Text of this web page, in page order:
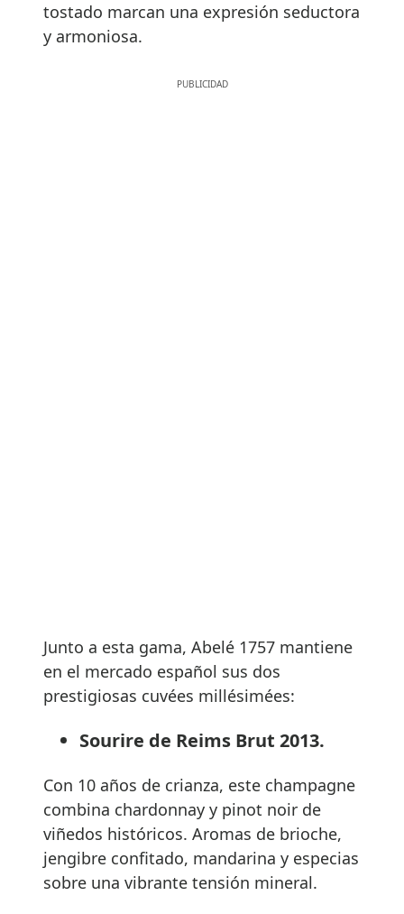
tostado marcan una expresión seductora
y armoniosa.
Junto a esta gama, Abelé 1757 mantiene
en el mercado español sus dos
prestigiosas cuvées millésimées:
Sourire de Reims Brut 2013.
Con 10 años de crianza, este champagne
combina chardonnay y pinot noir de
viñedos históricos. Aromas de brioche,
jengibre confitado, mandarina y especias
sobre una vibrante tensión mineral.